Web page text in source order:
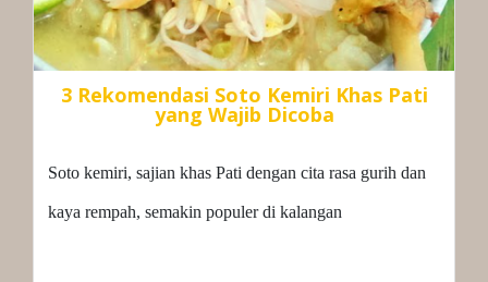
3 Rekomendasi Soto Kemiri Khas Pati
yang Wajib Dicoba
Soto kemiri, sajian khas Pati dengan cita rasa gurih dan
kaya rempah, semakin populer di kalangan